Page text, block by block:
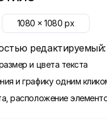
1080 x1080 px
редактируемый:
и цвета текста
и графику одним
расположение